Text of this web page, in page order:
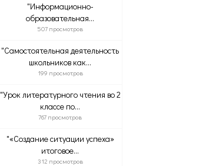
"Информационно-
образовательная...
507 просмотров
"Самостоятельная деятельность
школьников как...
199 просмотров
"Урок литературного чтения во 2
классе по...
767 просмотров
"«Создание ситуации успеха»
итоговое...
312 просмотров